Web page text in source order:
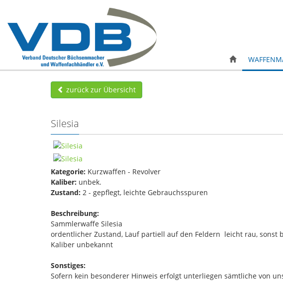
zurück zur Übersicht
Silesia
Kategorie: Kurzwaffen - Revolver
Kaliber: unbek.
Zustand: 2 - gepflegt, leichte Gebrauchsspuren
Beschreibung:
Sammlerwaffe Silesia
ordentlicher Zustand, Lauf partiell auf den Feldern leicht rau, sonst
Kaliber unbekannt
Sonstiges:
Sofern kein besonderer Hinweis erfolgt unterliegen sämtliche von